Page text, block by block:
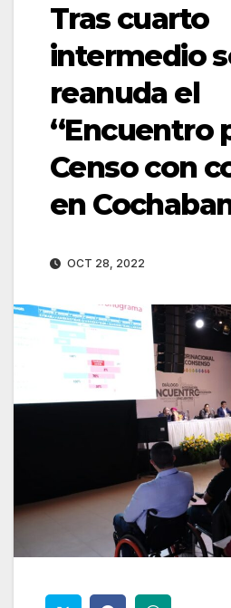
Tras cuarto
intermedio
reanuda el
“Encuentro
Censo con
en
OCT 28, 2022